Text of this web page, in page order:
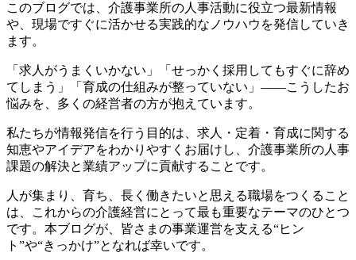
このブログでは、介護事業所の人事活動に役立つ最新情報
や、現場ですぐに活かせる実践的なノウハウを発信していき
ます。
「求人がうまくいかない」「せっかく採用してもすぐに辞め
てしまう」「育成の仕組みが整っていない」――こうしたお
悩みを、多くの経営者の方が抱えています。
私たちが情報発信を行う目的は、求人・定着・育成に関する
知恵やアイデアをわかりやすくお届けし、介護事業所の人事
課題の解決と業績アップに貢献することです。
人が集まり、育ち、長く働きたいと思える職場をつくること
は、これからの介護経営にとって最も重要なテーマのひとつ
です。本ブログが、皆さまの事業運営を支える“ヒン
ト”や“きっかけ”となれば幸いです。